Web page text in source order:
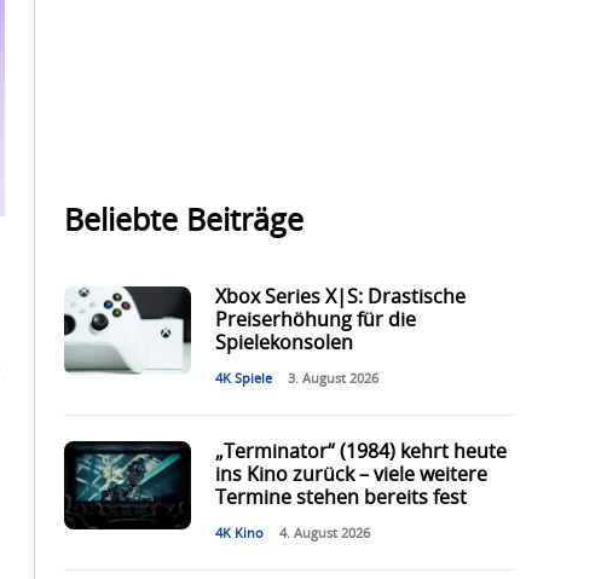
Beliebte Beiträge
Xbox Series X|S: Drastische
Preiserhöhung für die
Spielekonsolen
4K Spiele 3. August 2026
„Terminator“ (1984) kehrt heute
ins Kino zurück – viele weitere
Termine stehen bereits fest
4K Kino 4. August 2026